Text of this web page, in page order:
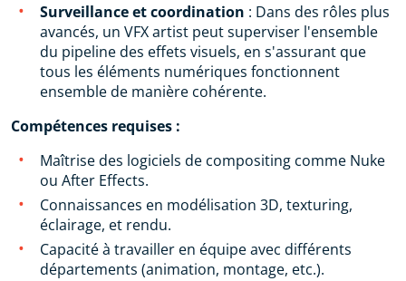
Surveillance et coordination : Dans des rôles plus
avancés, un VFX artist peut superviser l'ensemble
du pipeline des effets visuels, en s'assurant que
tous les éléments numériques fonctionnent
ensemble de manière cohérente.
Compétences requises :
Maîtrise des logiciels de compositing comme Nuke
ou After Effects.
Connaissances en modélisation 3D, texturing,
éclairage, et rendu.
Capacité à travailler en équipe avec différents
départements (animation, montage, etc.).